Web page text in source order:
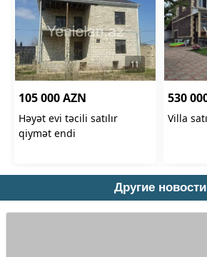
Другие новости